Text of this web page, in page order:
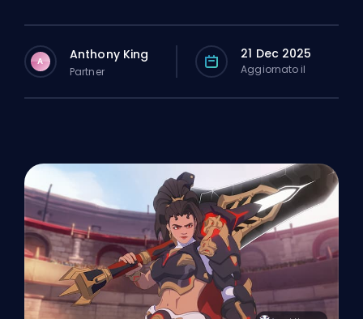
A Anthony King
Partner
21 Dec 2025
Aggiornato il